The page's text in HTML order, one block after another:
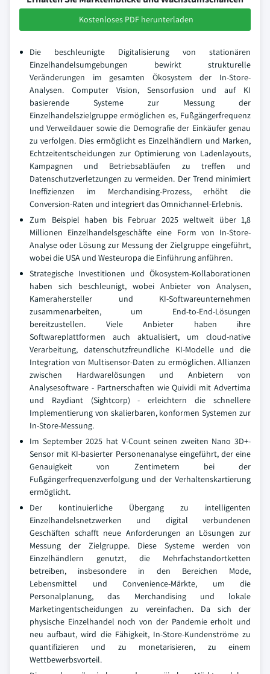
Kostenloses PDF herunterladen
Die beschleunigte Digitalisierung von stationären
Einzelhandelsumgebungen bewirkt strukturelle
Veränderungen im gesamten Ökosystem der In-Store-
Analysen. Computer Vision, Sensorfusion und auf KI
basierende Systeme zur Messung der
Einzelhandelszielgruppe ermöglichen es, Fußgängerfrequenz
und Verweildauer sowie die Demografie der Einkäufer genau
zu verfolgen. Dies ermöglicht es Einzelhändlern und Marken,
Echtzeitentscheidungen zur Optimierung von Ladenlayouts,
Kampagnen und Betriebsabläufen zu treffen und
Datenschutzverletzungen zu vermeiden. Der Trend minimiert
Ineffizienzen im Merchandising-Prozess, erhöht die
Conversion-Raten und integriert das Omnichannel-Erlebnis.
Zum Beispiel haben bis Februar 2025 weltweit über 1,8
Millionen Einzelhandelsgeschäfte eine Form von In-Store-
Analyse oder Lösung zur Messung der Zielgruppe eingeführt,
wobei die USA und Westeuropa die Einführung anführen.
Strategische Investitionen und Ökosystem-Kollaborationen
haben sich beschleunigt, wobei Anbieter von Analysen,
Kamerahersteller und KI-Softwareunternehmen
zusammenarbeiten, um End-to-End-Lösungen
bereitzustellen. Viele Anbieter haben ihre
Softwareplattformen auch aktualisiert, um cloud-native
Verarbeitung, datenschutzfreundliche KI-Modelle und die
Integration von Multisensor-Daten zu ermöglichen. Allianzen
zwischen Hardwarelösungen und Anbietern von
Analysesoftware - Partnerschaften wie Quividi mit Advertima
und Raydiant (Sightcorp) - erleichtern die schnellere
Implementierung von skalierbaren, konformen Systemen zur
In-Store-Messung.
Im September 2025 hat V-Count seinen zweiten Nano 3D+-
Sensor mit KI-basierter Personenanalyse eingeführt, der eine
Genauigkeit von Zentimetern bei der
Fußgängerfrequenzverfolgung und der Verhaltenskartierung
ermöglicht.
Der kontinuierliche Übergang zu intelligenten
Einzelhandelsnetzwerken und digital verbundenen
Geschäften schafft neue Anforderungen an Lösungen zur
Messung der Zielgruppe. Diese Systeme werden von
Einzelhändlern genutzt, die Mehrfachstandortketten
betreiben, insbesondere in den Bereichen Mode,
Lebensmittel und Convenience-Märkte, um die
Personalplanung, das Merchandising und lokale
Marketingentscheidungen zu vereinfachen. Da sich der
physische Einzelhandel noch von der Pandemie erholt und
neu aufbaut, wird die Fähigkeit, In-Store-Kundenströme zu
quantifizieren und zu monetarisieren, zu einem
Wettbewerbsvorteil.